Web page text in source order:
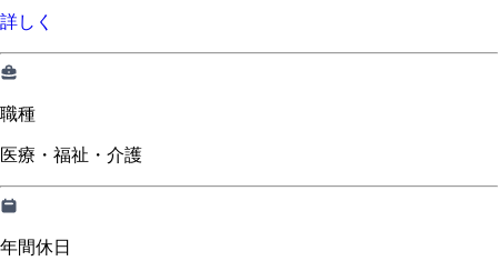
詳しく
職種
医療・福祉・介護
年間休日